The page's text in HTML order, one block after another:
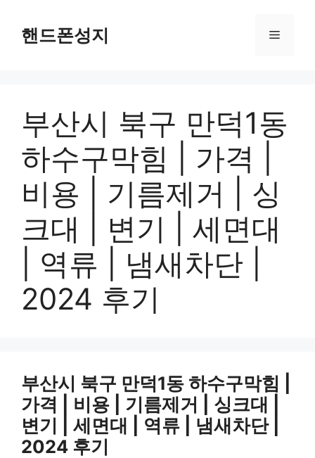
content핸드폰성지 Menu
부산시 북구 만덕1동
하수구막힘 | 가격 |
비용 | 기름제거 | 싱
크대 | 변기 | 세면대
| 역류 | 냄새차단 |
2024 후기
부산시 북구 만덕1동 하수구막힘 |
가격 | 비용 | 기름제거 | 싱크대 |
변기 | 세면대 | 역류 | 냄새차단 |
2024 후기